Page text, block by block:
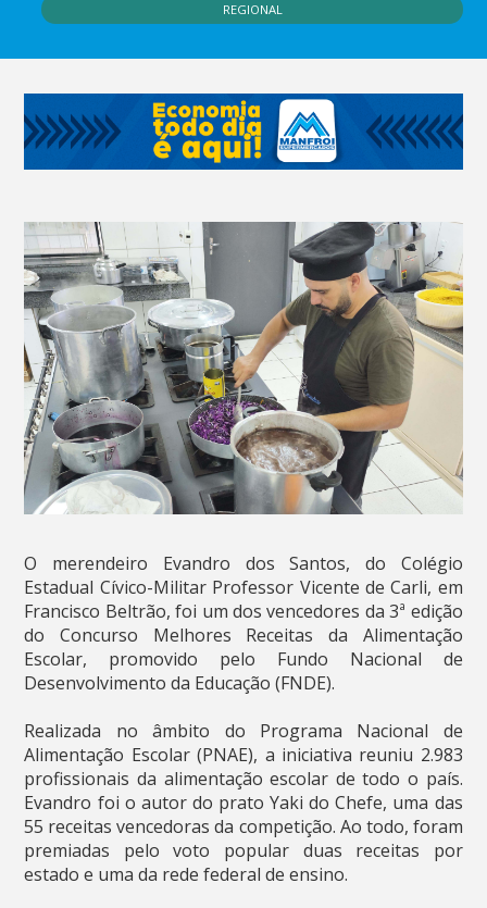
REGIONAL
O merendeiro Evandro dos Santos, do Colégio
Estadual Cívico-Militar Professor Vicente de Carli, em
Francisco Beltrão, foi um dos vencedores da 3ª edição
do Concurso Melhores Receitas da Alimentação
Escolar, promovido pelo Fundo Nacional de
Desenvolvimento da Educação (FNDE).
Realizada no âmbito do Programa Nacional de
Alimentação Escolar (PNAE), a iniciativa reuniu 2.983
profissionais da alimentação escolar de todo o país.
Evandro foi o autor do prato Yaki do Chefe, uma das
55 receitas vencedoras da competição. Ao todo, foram
premiadas pelo voto popular duas receitas por
estado e uma da rede federal de ensino.